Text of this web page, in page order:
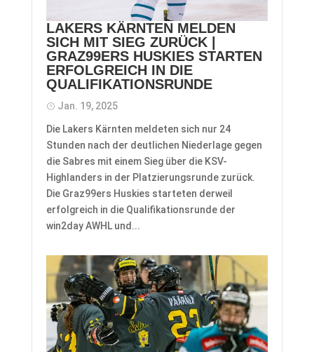
LAKERS KÄRNTEN MELDEN
SICH MIT SIEG ZURÜCK |
GRAZ99ERS HUSKIES STARTEN
ERFOLGREICH IN DIE
QUALIFIKATIONSRUNDE
Jan. 19, 2025
Die Lakers Kärnten meldeten sich nur 24
Stunden nach der deutlichen Niederlage gegen
die Sabres mit einem Sieg über die KSV-
Highlanders in der Platzierungsrunde zurück.
Die Graz99ers Huskies starteten derweil
erfolgreich in die Qualifikationsrunde der
win2day AWHL und...